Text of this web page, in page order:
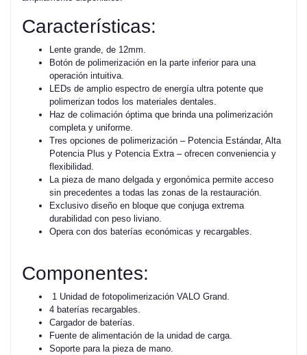
Características:
Lente grande, de 12mm.
Botón de polimerización en la parte inferior para una
operación intuitiva.
LEDs de amplio espectro de energía ultra potente que
polimerizan todos los materiales dentales.
Haz de colimación óptima que brinda una polimerización
completa y uniforme.
Tres opciones de polimerización – Potencia Estándar, Alta
Potencia Plus y Potencia Extra – ofrecen conveniencia y
flexibilidad.
La pieza de mano delgada y ergonómica permite acceso
sin precedentes a todas las zonas de la restauración.
Exclusivo diseño en bloque que conjuga extrema
durabilidad con peso liviano.
Opera con dos baterías económicas y recargables.
Componentes:
1 Unidad de fotopolimerización VALO Grand.
4 baterías recargables.
Cargador de baterías.
Fuente de alimentación de la unidad de carga.
Soporte para la pieza de mano.